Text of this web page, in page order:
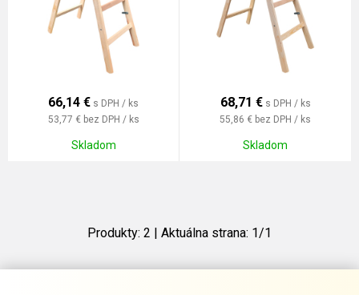
66,14 € s DPH / ks
53,77 € bez DPH / ks
Skladom
68,71 € s DPH / ks
55,86 € bez DPH / ks
Skladom
Produkty: 2 | Aktuálna strana: 1/1